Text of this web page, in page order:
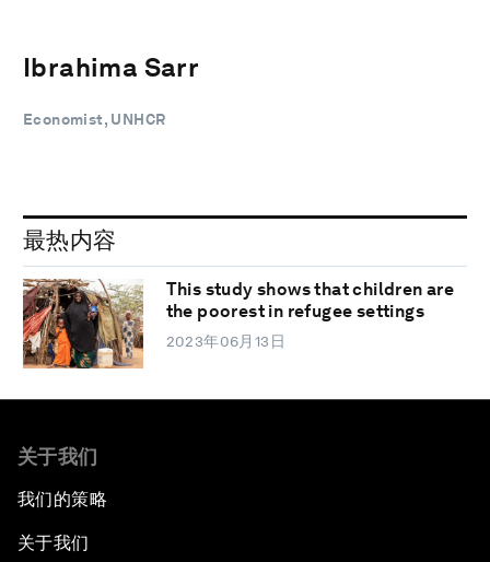
Ibrahima Sarr
Economist, UNHCR
最热内容
This study shows that children are
the poorest in refugee settings
2023年06月13日
关于我们
我们的策略
关于我们